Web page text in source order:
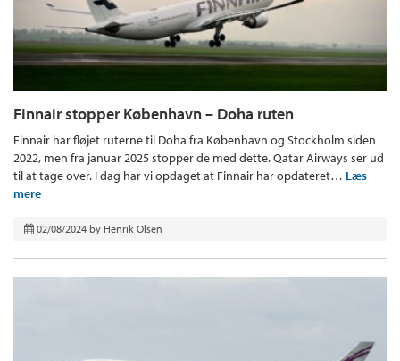
Finnair stopper København – Doha ruten
Finnair har fløjet ruterne til Doha fra København og Stockholm siden
2022, men fra januar 2025 stopper de med dette. Qatar Airways ser ud
til at tage over. I dag har vi opdaget at Finnair har opdateret… Læs
mere
02/08/2024 by Henrik Olsen